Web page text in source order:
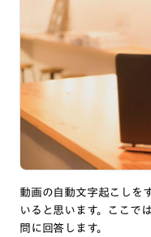
動画の自動文字起こしを
いると思います。ここで
問に回答します。